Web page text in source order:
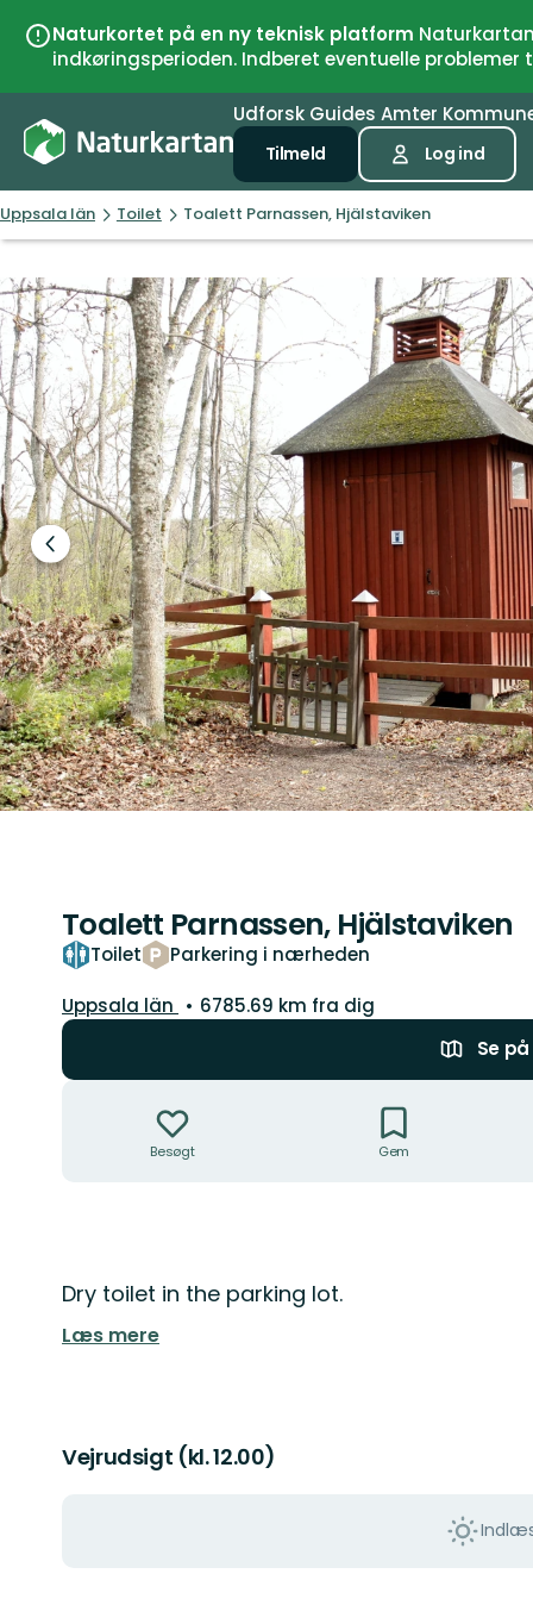
Naturkortet på en ny teknisk platform
indkøringsperioden. Indberet eventuelle
Udforsk Guides Amter
Tilmeld Log ind
Uppsala län Toilet Toalett Parnassen, Hjälstaviken
Forrige
slide
Toalett Parnassen, Hjälstaviken
Toilet Parkering i nærheden
Amt:
Uppsala län
6785.69 km fra dig
Se
Besøgt Gem
Beskrivelse
Dry toilet in the parking lot.
Læs mere
Vejrudsigt (kl. 12.00)